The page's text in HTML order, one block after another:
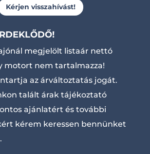
Kérjen visszahívást!
megjelölt listaár nettó
motort nem tartalmazza!
az árváltoztatás jogát.
talált árak tájékoztató
ajánlatért és további
kérem keressen bennünket